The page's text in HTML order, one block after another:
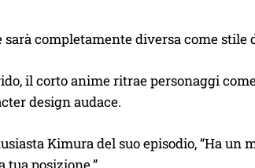
sarà completamente diversa come stile
il corto anime ritrae personaggi
design audace.
Kimura del suo episodio, “Ha un